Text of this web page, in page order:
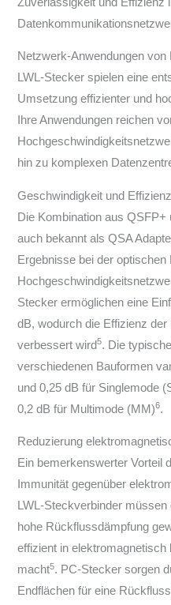
Netzwerk-Anwendungen von
LWL-Stecker spielen eine
Umsetzung effizienter und
Ihre Anwendungen reichen
hin zu komplexen
Geschwindigkeit und Effizienz
Die Kombination aus
auch bekannt als QSA
Ergebnisse bei der
Stecker ermöglichen eine
dB, wodurch die Effizienz
verbessert wird5. Die
verschiedenen Bauformen
und 0,25 dB für Singlemode
0,2 dB für Multimode (MM)6.
Reduzierung
Ein bemerkenswerter Vorteil
Immunität gegenüber
LWL-Steckverbinder müssen
hohe Rückflussdämpfung
effizient in
macht5. PC-Stecker sorgen
Endflächen für eine